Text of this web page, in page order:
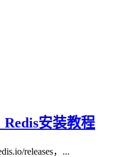
Redis安装教程
releases，...